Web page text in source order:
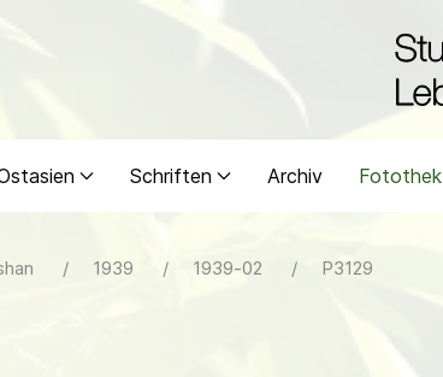
Schriften Archiv Fotothek
1939 1939-02 P3129